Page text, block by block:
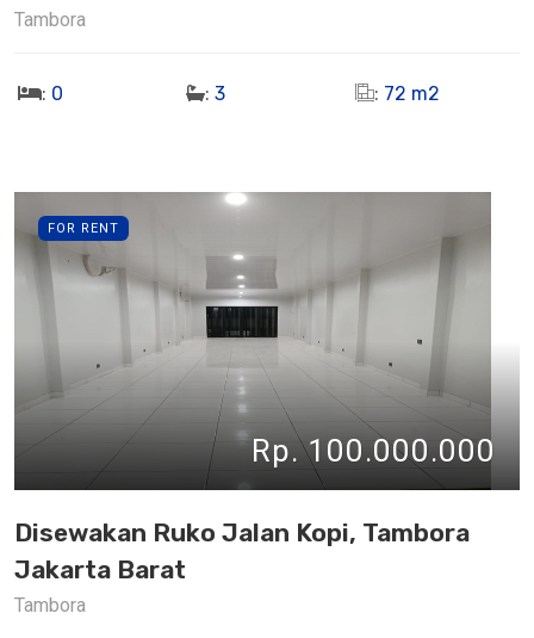
Tambora
: 0 :3 : 72 m2
FOR RENT
Rp. 100.000.000
Disewakan Ruko Jalan Kopi, Tambora
Jakarta Barat
Tambora